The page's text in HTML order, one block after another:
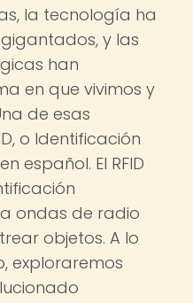
la tecnología ha
y las
han
en que vivimos y
de esas
o Identificación
español. El RFID
ondas de radio
objetos. A lo
exploraremos